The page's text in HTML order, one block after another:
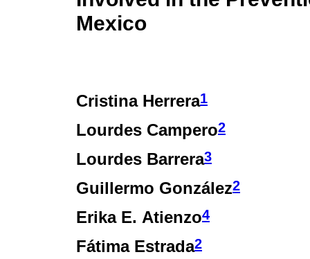
Mexico
Cristina Herrera1
Lourdes Campero2
Lourdes Barrera3
Guillermo González2
Erika E. Atienzo4
Fátima Estrada2